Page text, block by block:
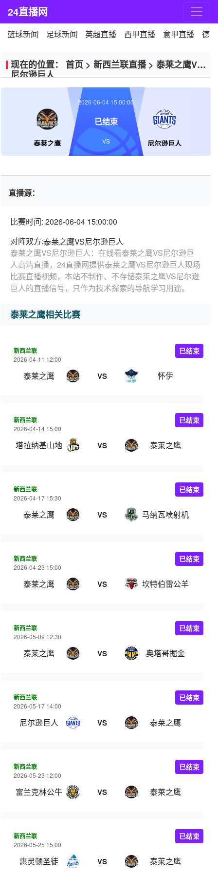
24直播网
篮球新闻 足球新闻 英超直播 西甲直播 意甲直播 德
现在的位置： 首页 > 新西兰联直播> 泰莱之鹰VS
尼尔逊巨人
泰莱之鹰 尼尔逊巨人
2026-06-04 15:00:00
已结束
VS
直播源：
比赛时间: 2026-06-04 15:00:00
对阵双方:泰莱之鹰VS尼尔逊巨人
泰莱之鹰VS尼尔逊巨人：在线看泰莱之鹰VS尼尔逊巨
人高清直播，24直播网提供泰莱之鹰VS尼尔逊巨人现场
比赛直播视频，本站不制作、不存储泰莱之鹰VS尼尔逊
巨人的直播信号，只作为技术探索的导航学习用途。
泰莱之鹰相关比赛
新西兰联
2026-04-11 12:00
泰莱之鹰 VS 怀伊
已结束
新西兰联
2026-04-14 15:00
塔拉纳基山地 VS 泰莱之鹰
已结束
新西兰联
2026-04-17 15:30
泰莱之鹰 VS 马纳瓦喷射机
已结束
新西兰联
2026-04-23 15:00
泰莱之鹰 VS 坎特伯雷公羊
已结束
新西兰联
2026-05-09 12:30
泰莱之鹰 VS 奥塔哥掘金
已结束
新西兰联
2026-05-17 14:00
尼尔逊巨人 VS 泰莱之鹰
已结束
新西兰联
2026-05-23 12:00
富兰克林公牛 VS 泰莱之鹰
已结束
新西兰联
2026-05-25 15:00
惠灵顿圣徒 VS 泰莱之鹰
已结束